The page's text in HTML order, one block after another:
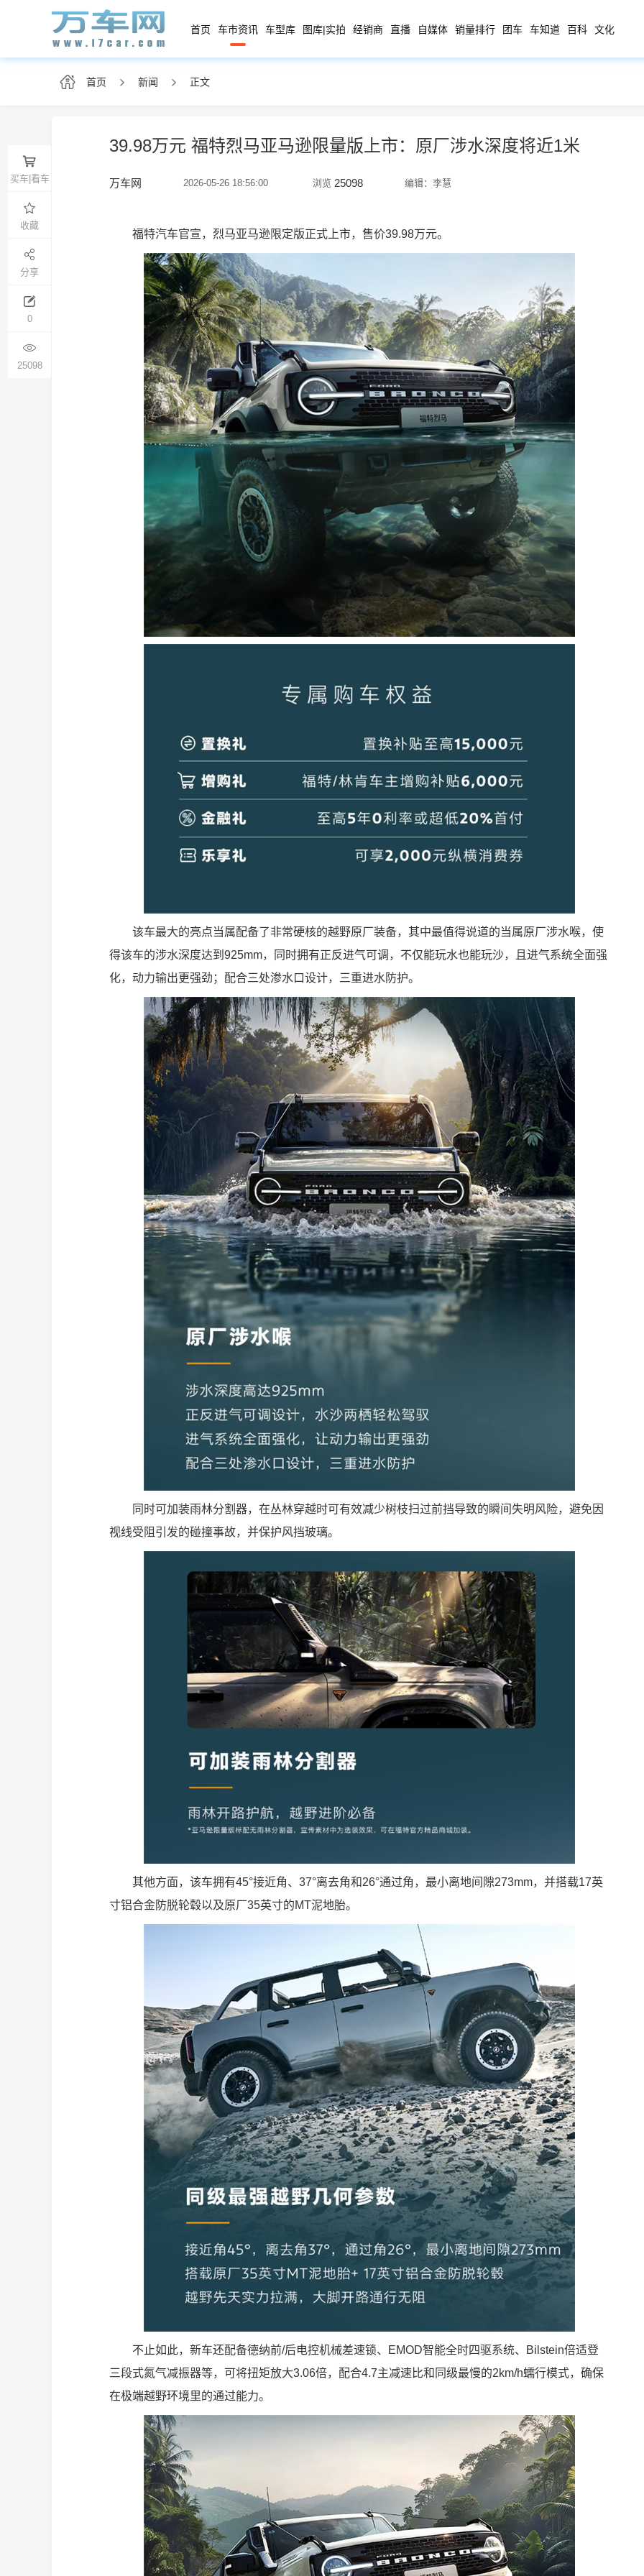
首页 车市资讯 车型库 图库|实拍 经销商 直播 自媒体 销量排行 团车 车知道 百科 文化
首页 新闻 正文
39.98万元 福特烈马亚马逊限量版上市：原厂涉水深度将近1米
万车网 2026-05-26 18:56:00 浏览 25098 编辑：李慧
买车|看车
收藏
分享
0
25098
福特汽车官宣，烈马亚马逊限定版正式上市，售价39.98万元。
该车最大的亮点当属配备了非常硬核的越野原厂装备，其中最值得说道的当属原厂涉水喉，使
得该车的涉水深度达到925mm，同时拥有正反进气可调，不仅能玩水也能玩沙，且进气系统全面强
化，动力输出更强劲；配合三处渗水口设计，三重进水防护。
同时可加装雨林分割器，在丛林穿越时可有效减少树枝扫过前挡导致的瞬间失明风险，避免因
视线受阻引发的碰撞事故，并保护风挡玻璃。
其他方面，该车拥有45°接近角、37°离去角和26°通过角，最小离地间隙273mm，并搭载17英
寸铝合金防脱轮毂以及原厂35英寸的MT泥地胎。
不止如此，新车还配备德纳前/后电控机械差速锁、EMOD智能全时四驱系统、Bilstein倍适登
三段式氮气减振器等，可将扭矩放大3.06倍，配合4.7主减速比和同级最慢的2km/h蠕行模式，确保
在极端越野环境里的通过能力。